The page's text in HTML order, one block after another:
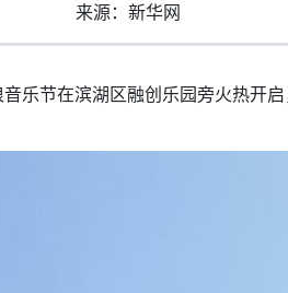
来源：新华网
节在滨湖区融创乐园旁火热开